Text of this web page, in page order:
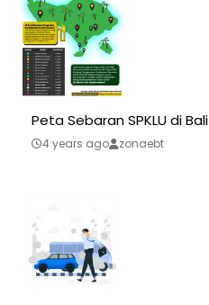
Peta Sebaran SPKLU di Bali
4 years ago zonaebt